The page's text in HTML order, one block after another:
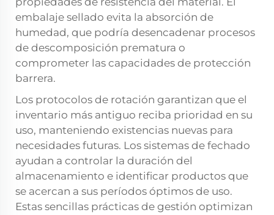
embalaje sellado evita la absorción de
humedad, que podría desencadenar procesos
de descomposición prematura o
comprometer las capacidades de protección
barrera.
Los protocolos de rotación garantizan que el
inventario más antiguo reciba prioridad en su
uso, manteniendo existencias nuevas para
necesidades futuras. Los sistemas de fechado
ayudan a controlar la duración del
almacenamiento e identificar productos que
se acercan a sus períodos óptimos de uso.
Estas sencillas prácticas de gestión optimizan